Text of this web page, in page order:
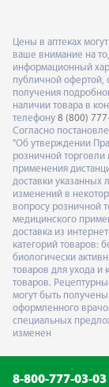
Цены в аптеках
ваше внимание на
информационный
публичной офертой,
получения
наличии товара в
телефону 8 (800)
Согласно
"Об утверждении
розничной
применения
доставки указанных
изменений в
вопросу розничной
медицинского
доставка из
категорий товаров:
биологически
товаров для ухода и
товаров.
могут быть
оформленного
специальных
изменен
8-800-777-03-03